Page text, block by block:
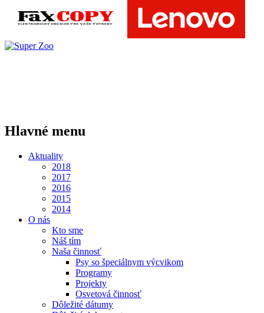
Hlavné menu
Aktuality
2018
2017
2016
2015
2014
O nás
Kto sme
Náš tím
Naša činnosť
Psy so špeciálnym výcvikom
Programy
Projekty
Osvetová činnosť
Dôležité dátumy